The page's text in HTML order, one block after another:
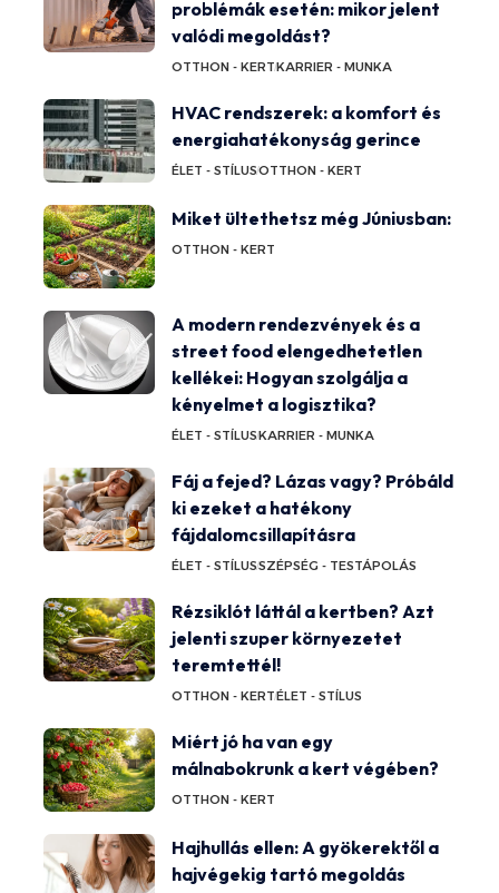
problémák esetén: mikor jelent
valódi megoldást?
OTTHON - KERTKARRIER - MUNKA
HVAC rendszerek: a komfort és
energiahatékonyság gerince
ÉLET - STÍLUSOTTHON - KERT
Miket ültethetsz még Júniusban:
OTTHON - KERT
A modern rendezvények és a
street food elengedhetetlen
kellékei: Hogyan szolgálja a
kényelmet a logisztika?
ÉLET - STÍLUSKARRIER - MUNKA
Fáj a fejed? Lázas vagy? Próbáld
ki ezeket a hatékony
fájdalomcsillapításra
ÉLET - STÍLUSSZÉPSÉG - TESTÁPOLÁS
Rézsiklót láttál a kertben? Azt
jelenti szuper környezetet
teremtettél!
OTTHON - KERTÉLET - STÍLUS
Miért jó ha van egy
málnabokrunk a kert végében?
OTTHON - KERT
Hajhullás ellen: A gyökerektől a
hajvégekig tartó megoldás